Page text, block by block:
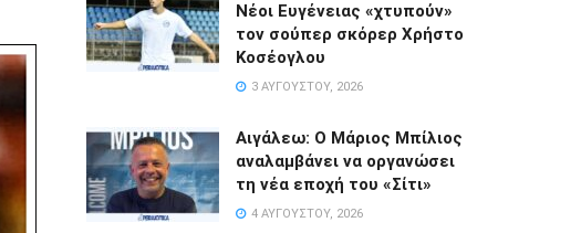
Νέοι Ευγένειας «χτυπούν»
τον σούπερ σκόρερ Χρήστο
Κοσέογλου
3 ΑΥΓΟΎΣΤΟΥ, 2026
Αιγάλεω: Ο Μάριος Μπίλιος
αναλαμβάνει να οργανώσει
τη νέα εποχή του «Σίτι»
4 ΑΥΓΟΎΣΤΟΥ, 2026